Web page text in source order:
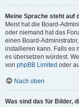
Meine Sprache steht auf
Meist hat die Board-
oder niemand hat das
einen Board-
installieren kann. Falls es
es übersetzen würdest.
von phpBB Limited oder
Nach oben
Was sind das für Bilder,